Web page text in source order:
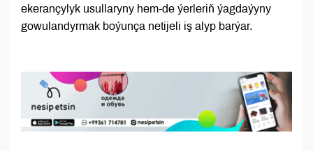
ekerançylyk usullaryny hem-de ýerleriň ýagdaýyny
gowulandyrmak boýunça netijeli iş alyp barýar.